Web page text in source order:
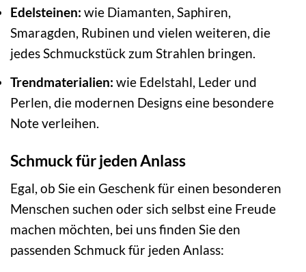
Edelsteinen: wie Diamanten, Saphiren,
Smaragden, Rubinen und vielen weiteren, die
jedes Schmuckstück zum Strahlen bringen.
Trendmaterialien: wie Edelstahl, Leder und
Perlen, die modernen Designs eine besondere
Note verleihen.
Schmuck für jeden Anlass
Egal, ob Sie ein Geschenk für einen besonderen
Menschen suchen oder sich selbst eine Freude
machen möchten, bei uns finden Sie den
passenden Schmuck für jeden Anlass: